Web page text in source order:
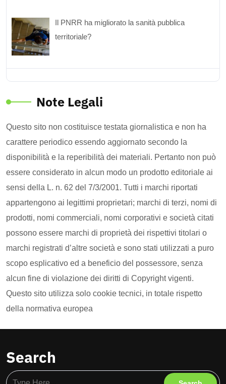
Il PNRR ha migliorato la sanità pubblica
territoriale?
Note Legali
Questo sito non costituisce testata giornalistica e non ha
carattere periodico essendo aggiornato secondo la
disponibilità e la reperibilità dei materiali. Pertanto non può
essere considerato in alcun modo un prodotto editoriale ai
sensi della L. n. 62 del 7/3/2001. Tutti i marchi riportati
appartengono ai legittimi proprietari; marchi di terzi, nomi di
prodotti, nomi commerciali, nomi corporativi e società citati
possono essere marchi di proprietà dei rispettivi titolari o
marchi registrati d’altre società e sono stati utilizzati a puro
scopo esplicativo ed a beneficio del possessore, senza
alcun fine di violazione dei diritti di Copyright vigenti.
Questo sito utilizza solo cookie tecnici, in totale rispetto
della normativa europea
Search